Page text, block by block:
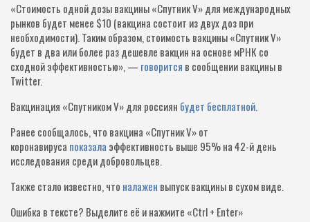
«Стоимость одной дозы вакцины «Спутник V» для международных
рынков будет менее $10 (вакцина состоит из двух доз при
необходимости). Таким образом, стоимость вакцины «Спутник V»
будет в два или более раз дешевле вакцин на основе мРНК со
сходной эффективностью», — говорится в сообщении вакцины в
Twitter.
Вакцинация «Спутником V» для россиян будет бесплатной.
Ранее сообщалось, что вакцина «Спутник V» от
коронавируса показала эффективность выше 95% на 42-й день
исследования среди добровольцев.
Также стало известно, что налажен выпуск вакцины в сухом виде.
Ошибка в тексте? Выделите её и нажмите «Ctrl + Enter»